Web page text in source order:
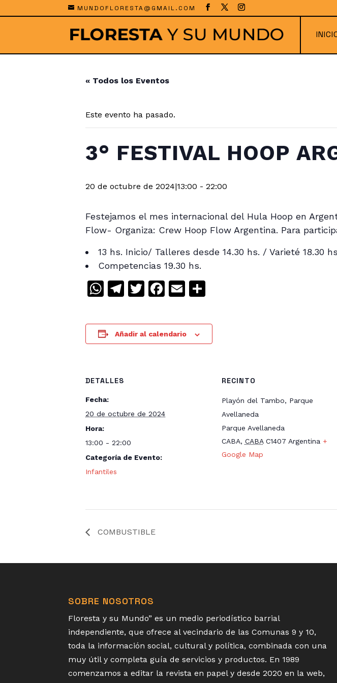
MUNDOFLORESTA@GMAIL.COM
« Todos los Eventos
Este evento ha pasado.
3° FESTIVAL HOOP
20 de octubre de 2024|13:00 - 22:00
Festejamos el mes internacional del Hula Hoop en
Flow- Organiza: Crew Hoop Flow Argentina. Para
13 hs. Inicio/ Talleres desde 14.30 hs. / Varieté 18.30
Competencias 19.30 hs.
WhatsApp
Telegram
Twitter
Facebook
Email
Añadir al calendario
DETALLES
Fecha:
20 de octubre de 2024
Hora:
13:00 - 22:00
Categoría de Evento:
Infantiles
RECINTO
Playón del Tambo, Parque
Avellaneda
Parque Avellaneda
CABA, CABA C1407 Argentina +
Google Map
COMBUSTIBLE
SOBRE NOSOTROS
Floresta y su Mundo” es un medio periodístico barrial
independiente, que ofrece al vecindario de las Comunas 9 y 10,
toda la información social, cultural y política, combinada con una
muy útil y completa guía de servicios y productos. En 1989
comenzamos a editar la revista en papel y desde 2020 en la web,